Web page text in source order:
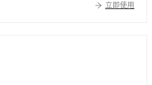
立即使用